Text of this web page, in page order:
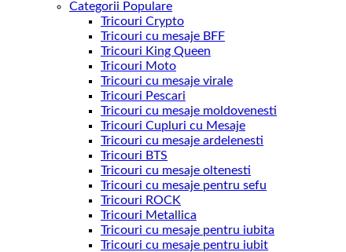
Categorii Populare
Tricouri Crypto
Tricouri cu mesaje BFF
Tricouri King Queen
Tricouri Moto
Tricouri cu mesaje virale
Tricouri Pescari
Tricouri cu mesaje moldovenesti
Tricouri Cupluri cu Mesaje
Tricouri cu mesaje ardelenesti
Tricouri BTS
Tricouri cu mesaje oltenesti
Tricouri cu mesaje pentru sefu
Tricouri ROCK
Tricouri Metallica
Tricouri cu mesaje pentru iubita
Tricouri cu mesaje pentru iubit